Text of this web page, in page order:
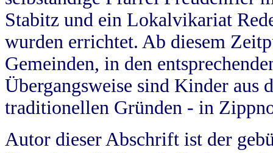
Stabitz und ein Lokalvikariat
wurden errichtet. Ab diesem
Gemeinden, in den
Übergangsweise sind Kinder aus
traditionellen Gründen - in
Autor dieser Abschrift ist der